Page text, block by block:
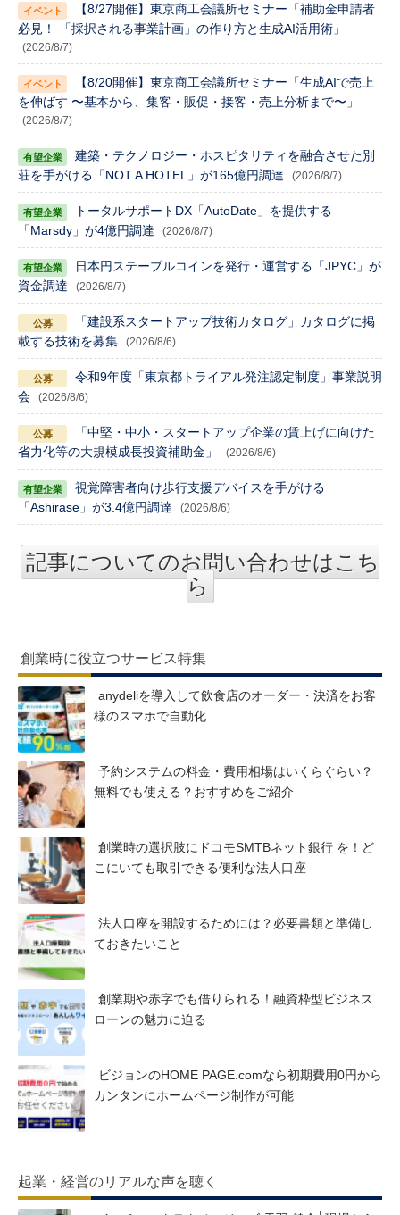
【8/27開催】東京商工会議所セミナー「補助金申請者
必見！ 「採択される事業計画」の作り方と生成AI活用術」
(2026/8/7)
【8/20開催】東京商工会議所セミナー「生成AIで売上
を伸ばす 〜基本から、集客・販促・接客・売上分析まで〜」
(2026/8/7)
建築・テクノロジー・ホスピタリティを融合させた別
荘を手がける「NOT A HOTEL」が165億円調達
(2026/8/7)
トータルサポートDX「AutoDate」を提供する
「Marsdy」が4億円調達
(2026/8/7)
日本円ステーブルコインを発行・運営する「JPYC」が
資金調達
(2026/8/7)
「建設系スタートアップ技術カタログ」カタログに掲
載する技術を募集
(2026/8/6)
令和9年度「東京都トライアル発注認定制度」事業説明
会
(2026/8/6)
「中堅・中小・スタートアップ企業の賃上げに向けた
省力化等の大規模成長投資補助金」
(2026/8/6)
視覚障害者向け歩行支援デバイスを手がける
「Ashirase」が3.4億円調達
(2026/8/6)
記事についてのお問い合わせはこち
ら
創業時に役立つサービス特集
anydeliを導入して飲食店のオーダー・決済をお客
様のスマホで自動化
予約システムの料金・費用相場はいくらぐらい？
無料でも使える？おすすめをご紹介
創業時の選択肢にドコモSMTBネット銀行 を！ど
こにいても取引できる便利な法人口座
法人口座を開設するためには？必要書類と準備し
ておきたいこと
創業期や赤字でも借りられる！融資枠型ビジネス
ローンの魅力に迫る
ビジョンのHOME PAGE.comなら初期費用0円から
カンタンにホームページ制作が可能
起業・経営のリアルな声を聴く